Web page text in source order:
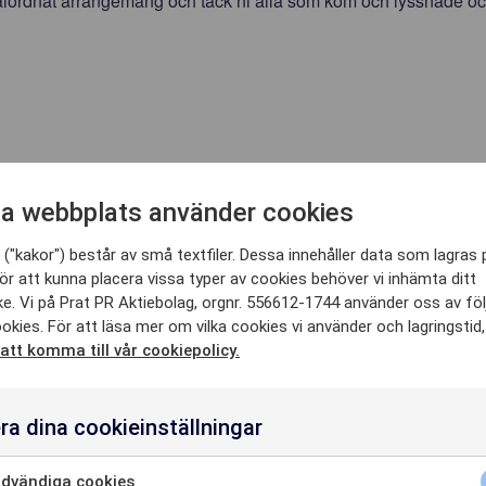
HÄR
8215
webbplats använder cookies
består av små textfiler. Dessa innehåller data som lagras
att kunna placera vissa typer av cookies behöver vi inhämta ditt
Vi på Prat PR Aktiebolag, orgnr. 556612-1744 använder oss av
För att läsa mer om vilka cookies vi använder och lagringstid,
komma till vår cookiepolicy.
dina cookieinställningar
cookies